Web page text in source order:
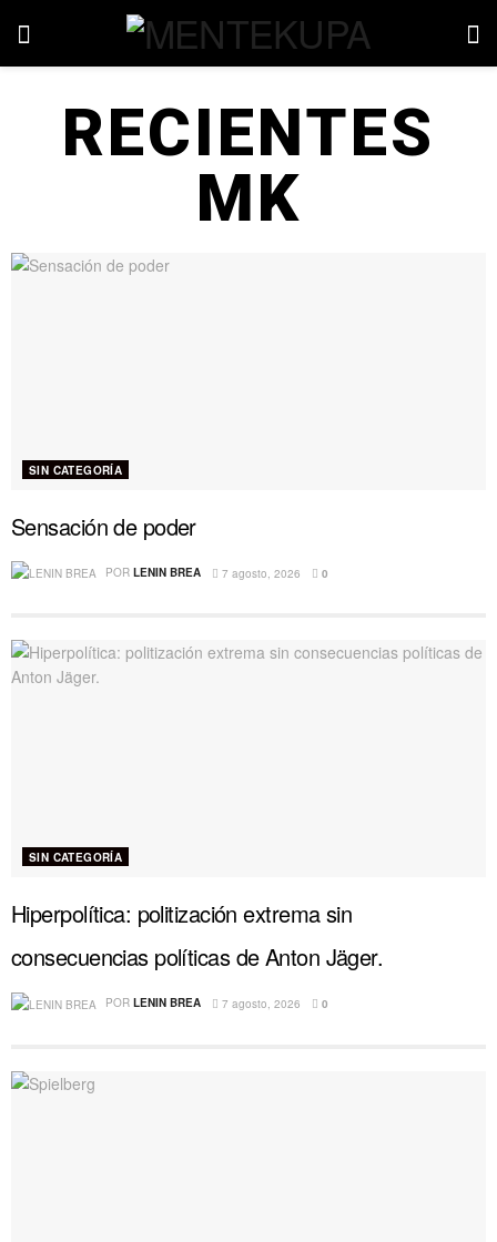
RECIENTES
MK
SIN CATEGORÍA
Sensación de poder
POR LENIN BREA 7 agosto, 2026 0
SIN CATEGORÍA
Hiperpolítica: politización extrema sin
consecuencias políticas de Anton Jäger.
POR LENIN BREA 7 agosto, 2026 0